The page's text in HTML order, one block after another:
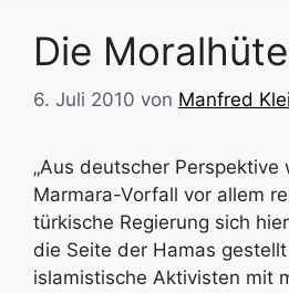
Die
6. Juli 2010 von Manfred
„Aus deutscher Perspektive
Marmara-Vorfall vor allem
türkische Regierung sich
die Seite der Hamas
islamistische Aktivisten mit